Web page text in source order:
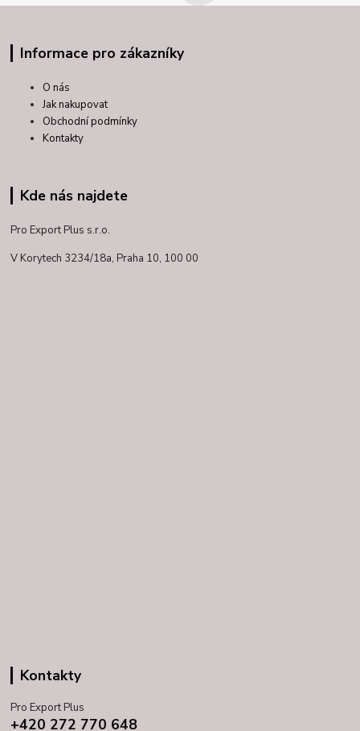
Informace pro zákazníky
O nás
Jak nakupovat
Obchodní podmínky
Kontakty
Kde nás najdete
Pro Export Plus s.r.o.
V Korytech 3234/18a, Praha 10, 100 00
Kontakty
Pro Export Plus
+420 272 770 648